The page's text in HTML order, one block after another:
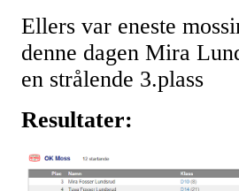
Ellers var eneste
denne dagen Mira
en strålende 3.plass
Resultater: